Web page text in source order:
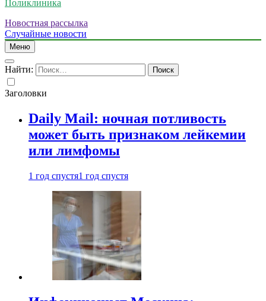
Поликлиника
Новостная рассылка
Случайные новости
Меню
Найти:
Заголовки
Daily Mail: ночная потливость
может быть признаком лейкемии
или лимфомы
1 год спустя1 год спустя